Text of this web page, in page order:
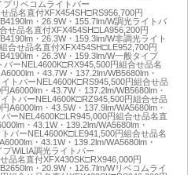
プリベコムライトバー
品名直付XFX454SH□RS956,700円
・26.9W・155.7lm/W調光ライトバ
せ品名直付XFX454SH□LA956,200円
・26.3W・159.3lm/W非調光ライト
合せ品名直付XFX454SH□LE952,700円
・26.3W・159.3lm/W一般タイプ
バーNEL4600K□RX945,500円組合せ品名
・43.7W・137.2lm/WB5680lm・
トバーNEL4600K□RS945,500円組合せ品
A6000lm・43.7W・137.2lm/WB5680lm・
トバーNEL4600K□RZ945,500円組合せ品
A6000lm・43.5W・137.9lm/WA5680lm・
ーNEL4600K□LR945,000円組合せ品名直
・43.1W・139.2lm/WA5680lm・
バーNEL4600K□LE941,500円組合せ品名
・43.1W・139.2lm/WA5680lm・
WiLIA調光ライトバー
品名直付XFX430SK□RX946,000円
・20.9W・126.7lm/Wリベコムライ